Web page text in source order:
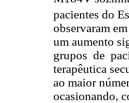
pacientes do
observaram
um aumento
grupos de
terapêutica
ao maior
ocasionando,